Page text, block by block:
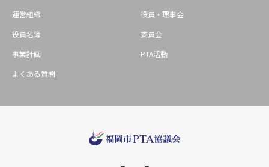
運営組織
役員・理事会
役員名簿
委員会
事業計画
PTA活動
よくある質問